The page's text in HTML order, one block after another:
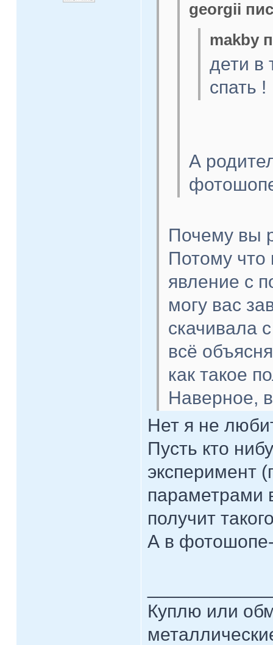
georgii
makby
дети в
спать !
А
Почему вы
Потому что
явление с
могу вас
скачивала
всё
как такое
Наверное,
Нет я не
Пусть кто
эксперимент
параметрами
получит
А в фотошопе-
Куплю или